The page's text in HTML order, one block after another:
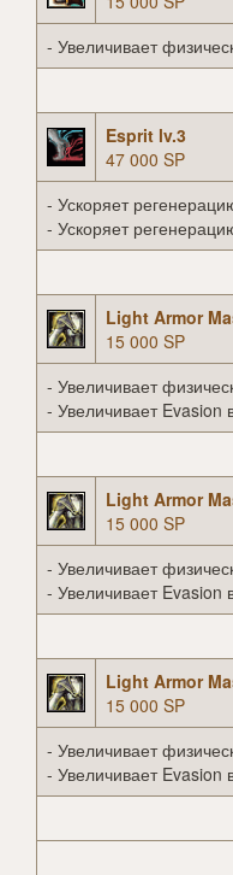
- Увеличивает
Esprit lv.3
47 000 SP
- Ускоряет
- Ускоряет
Light Armor
15 000 SP
- Увеличивает
- Увеличивает Evasion
Light Armor
15 000 SP
- Увеличивает
- Увеличивает Evasion
Light Armor
15 000 SP
- Увеличивает
- Увеличивает Evasion